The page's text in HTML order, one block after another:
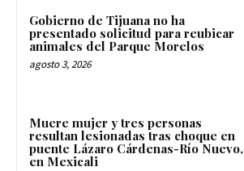
Gobierno de Tijuana no ha
presentado solicitud para reubicar
animales del Parque Morelos
agosto 3, 2026
Muere mujer y tres personas
resultan lesionadas tras choque en
puente Lázaro Cárdenas-Río Nuevo,
en Mexicali